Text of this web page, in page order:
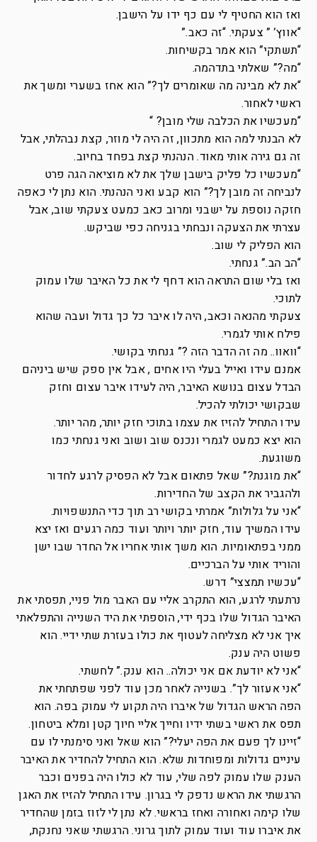
ואז הוא החטיף לי עם כף ידו על הישבן.
“אווץ’ ” צעקתי. “זה כאב.”
“תשתקי” הוא אמר בקשיחות.
“מה?” שאלתי בתדהמה.
“את לא מבינה מה שאומרים לך?” הוא אחז בשערי ומשך את
ראשי לאחור.
“מעכשיו את הכלבה שלי מובן? “
לא הבנתי למה הוא מתכוון, זה היה לי מוזר, קצת נבהלתי, אבל
זה גם גירה אותי מאוד. הנהנתי קצת בפחד בחיוב.
“מעכשיו כל פליק בישבן שלך את לא מוציאה הגה פרט
לנביחה זה מובן לך?” הוא קבע ואני הנהנתי. הוא נתן לי כאפה
חזקה נוספת על ישבני ומרוב כאב כמעט צעקתי שוב, אבל
עצרתי את הצעקה ונבחתי בגניחה כפי שביקש.
הוא הפליק לי שוב.
“הב הב.” גנחתי.
ואז בלי שום התראה הוא דחף לי את כל האיבר שלו עמוק
לתוכי.
צעקתי מהנאה וכאב, היה לו איבר כל כך גדול ועבה שהוא
פילח אותי לגמרי.
“וואוו.. מה זה הדבר הזה ?” גנחתי בקושי.
אמנם עידו ואייל בעלי היו אחים , אבל אין ספק שיש ביניהם
הבדל עצום בנושא האיבר, היה לעידו איבר עצום וחזק
שבקושי יכולתי להכיל.
עידו התחיל להזיז את עצמו בתוכי חזק יותר, מהר יותר.
הוא יצא כמעט לגמרי ונכנס שוב ושוב ואני גנחתי כמו
משוגעת.
“את מוגנת?” שאל פתאום אבל לא הפסיק לרגע לחדור
ולהגביר את הקצב של החדירות.
“אני על גלולות” אמרתי בקושי רב תוך כדי התנשפויות.
עידו המשיך עוד, חזק יותר ויותר ועוד כמה רגעים ואז יצא
ממני בפתאומיות. הוא משך אותי אחריו אל החדר שבו ישן
והוריד אותי על הברכיים.
“עכשיו תמצצי” דרש.
נרתעתי לרגע, הוא התקרב אליי עם האבר מול פניי, תפסתי את
האיבר הגדול שלו בכף ידי, הוספתי את היד השנייה והתפלאתי
איך אני לא מצליחה לעטוף את כולו בעזרת שתי ידיי. הוא
פשוט היה ענק.
“אני לא יודעת אם אני יכולה.. הוא ענק.” לחשתי.
“אני אעזור לך”. בשנייה לאחר מכן עוד לפני שפתחתי את
הפה הראש הגדול של איברו היה תקוע לי עמוק בפה. הוא
תפס את ראשי בשתי ידיו וחייך אליי חיוך קטן ומלא ביטחון.
“זיינו לך פעם את הפה יעלי?” הוא שאל ואני סימנתי לו עם
עיניים גדולות ומפוחדות שלא. הוא התחיל להחדיר את האיבר
הענק שלו עמוק לפה שלי, עוד לא כולו היה בפנים וכבר
הרגשתי את הראש נדפק לי בגרון. עידו התחיל להזיז את האגן
שלו קימה ואחורה ואחז בראשי. לא נתן לי לזוז בזמן שהחדיר
את איברו עוד ועוד עמוק לתוך גרוני. הרגשתי שאני נחנקת,